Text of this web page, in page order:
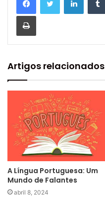
Artigos relacionados
A Língua Portuguesa: Um
Mundo de Falantes
abril 8, 2024